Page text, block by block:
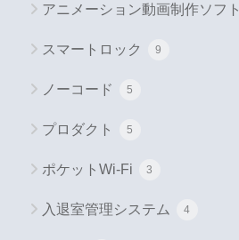
アニメーション動画制作ソフト
スマートロック 9
ノーコード 5
プロダクト 5
ポケットWi-Fi 3
入退室管理システム 4